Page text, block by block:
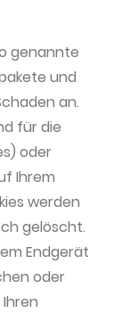
genannte
und
an.
für die
oder
Ihrem
werden
gelöscht.
Endgerät
oder